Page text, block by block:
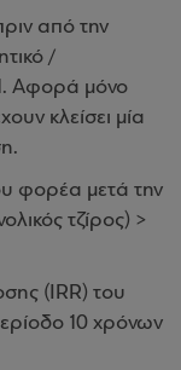
από την
/
Αφορά μόνο
κλείσει μία
φορέα μετά την
τζίρος) >
(IRR) του
10 χρόνων